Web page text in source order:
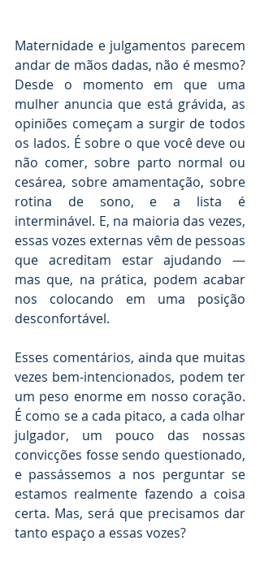
Maternidade e julgamentos parecem
andar de mãos dadas, não é mesmo?
Desde o momento em que uma
mulher anuncia que está grávida, as
opiniões começam a surgir de todos
os lados. É sobre o que você deve ou
não comer, sobre parto normal ou
cesárea, sobre amamentação, sobre
rotina de sono, e a lista é
interminável. E, na maioria das vezes,
essas vozes externas vêm de pessoas
que acreditam estar ajudando —
mas que, na prática, podem acabar
nos colocando em uma posição
desconfortável.
Esses comentários, ainda que muitas
vezes bem-intencionados, podem ter
um peso enorme em nosso coração.
É como se a cada pitaco, a cada olhar
julgador, um pouco das nossas
convicções fosse sendo questionado,
e passássemos a nos perguntar se
estamos realmente fazendo a coisa
certa. Mas, será que precisamos dar
tanto espaço a essas vozes?